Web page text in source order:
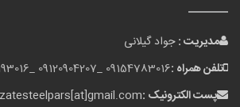
مدیریت :جواد گیلانی
تلفن همراه :09154783016 _
09120904207 _
پست الکترونیک :